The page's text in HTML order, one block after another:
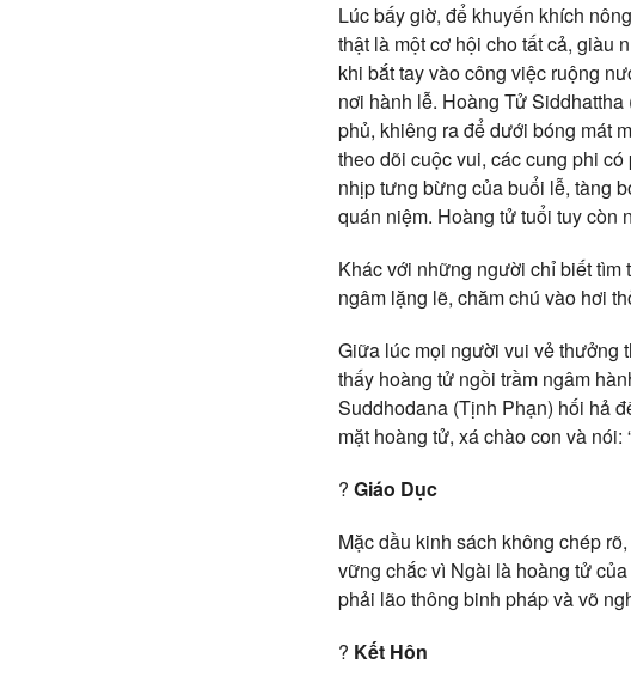
Lúc bấy giờ, để khuyến khích
thật là một cơ hội cho tất cả, giàu
khi bắt tay vào công việc ruộng
nơi hành lễ. Hoàng Tử
phủ, khiêng ra để dưới bóng mát
theo dõi cuộc vui, các cung phi
nhịp tưng bừng của buổi lễ, tàng
quán niệm. Hoàng tử tuổi tuy còn
Khác với những người chỉ biết tìm
ngâm lặng lẽ, chăm chú vào hơi
Giữa lúc mọi người vui vẻ thưởng
thấy hoàng tử ngồi trầm ngâm
Suddhodana (Tịnh Phạn) hối hả
mặt hoàng tử, xá chào con và
? Giáo Dục
Mặc dầu kinh sách không chép
vững chắc vì Ngài là hoàng tử
phải lão thông binh pháp và võ
? Kết Hôn